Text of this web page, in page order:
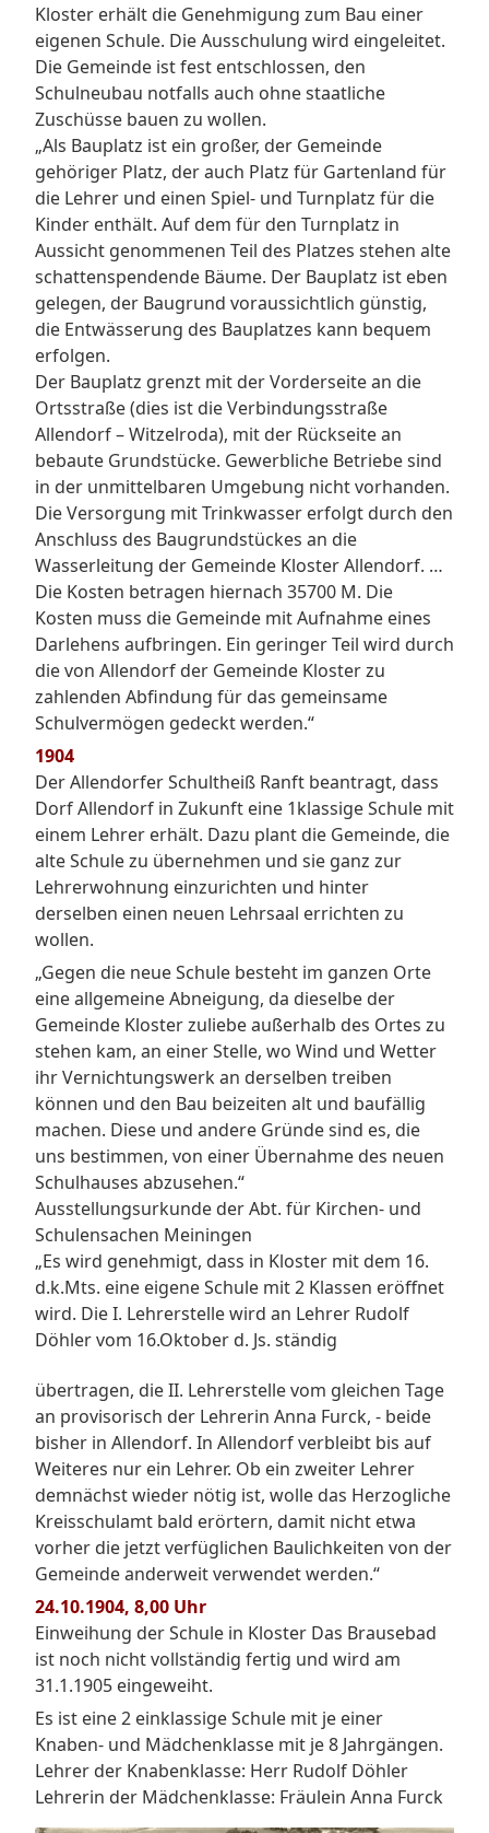
Kloster erhält die Genehmigung zum Bau einer
eigenen Schule. Die Ausschulung wird eingeleitet.
Die Gemeinde ist fest entschlossen, den
Schulneubau notfalls auch ohne staatliche
Zuschüsse bauen zu wollen.
„Als Bauplatz ist ein großer, der Gemeinde
gehöriger Platz, der auch Platz für Gartenland für
die Lehrer und einen Spiel- und Turnplatz für die
Kinder enthält. Auf dem für den Turnplatz in
Aussicht genommenen Teil des Platzes stehen alte
schattenspendende Bäume. Der Bauplatz ist eben
gelegen, der Baugrund voraussichtlich günstig,
die Entwässerung des Bauplatzes kann bequem
erfolgen.
Der Bauplatz grenzt mit der Vorderseite an die
Ortsstraße (dies ist die Verbindungsstraße
Allendorf – Witzelroda), mit der Rückseite an
bebaute Grundstücke. Gewerbliche Betriebe sind
in der unmittelbaren Umgebung nicht vorhanden.
Die Versorgung mit Trinkwasser erfolgt durch den
Anschluss des Baugrundstückes an die
Wasserleitung der Gemeinde Kloster Allendorf. …
Die Kosten betragen hiernach 35700 M. Die
Kosten muss die Gemeinde mit Aufnahme eines
Darlehens aufbringen. Ein geringer Teil wird durch
die von Allendorf der Gemeinde Kloster zu
zahlenden Abfindung für das gemeinsame
Schulvermögen gedeckt werden.“
1904
Der Allendorfer Schultheiß Ranft beantragt, dass
Dorf Allendorf in Zukunft eine 1klassige Schule mit
einem Lehrer erhält. Dazu plant die Gemeinde, die
alte Schule zu übernehmen und sie ganz zur
Lehrerwohnung einzurichten und hinter
derselben einen neuen Lehrsaal errichten zu
wollen.
„Gegen die neue Schule besteht im ganzen Orte
eine allgemeine Abneigung, da dieselbe der
Gemeinde Kloster zuliebe außerhalb des Ortes zu
stehen kam, an einer Stelle, wo Wind und Wetter
ihr Vernichtungswerk an derselben treiben
können und den Bau beizeiten alt und baufällig
machen. Diese und andere Gründe sind es, die
uns bestimmen, von einer Übernahme des neuen
Schulhauses abzusehen.“
Ausstellungsurkunde der Abt. für Kirchen- und
Schulensachen Meiningen
„Es wird genehmigt, dass in Kloster mit dem 16.
d.k.Mts. eine eigene Schule mit 2 Klassen eröffnet
wird. Die I. Lehrerstelle wird an Lehrer Rudolf
Döhler vom 16.Oktober d. Js. ständig
übertragen, die II. Lehrerstelle vom gleichen Tage
an provisorisch der Lehrerin Anna Furck, - beide
bisher in Allendorf. In Allendorf verbleibt bis auf
Weiteres nur ein Lehrer. Ob ein zweiter Lehrer
demnächst wieder nötig ist, wolle das Herzogliche
Kreisschulamt bald erörtern, damit nicht etwa
vorher die jetzt verfüglichen Baulichkeiten von der
Gemeinde anderweit verwendet werden.“
24.10.1904, 8,00 Uhr
Einweihung der Schule in Kloster Das Brausebad
ist noch nicht vollständig fertig und wird am
31.1.1905 eingeweiht.
Es ist eine 2 einklassige Schule mit je einer
Knaben- und Mädchenklasse mit je 8 Jahrgängen.
Lehrer der Knabenklasse: Herr Rudolf Döhler
Lehrerin der Mädchenklasse: Fräulein Anna Furck